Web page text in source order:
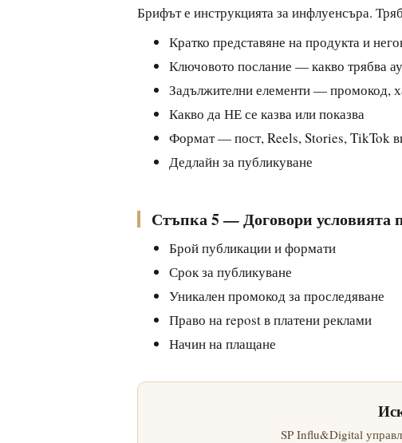
Брифът е инструкцията за инфлуенсъра.
Кратко представяне на продукта и
Ключовото послание — какво трябва
Задължителни елементи — промокод,
Какво да НЕ се казва или показва
Формат — пост, Reels, Stories, TikTok
Дедлайн за публикуване
Стъпка 5 — Договори условията
Брой публикации и формати
Срок за публикуване
Уникален промокод за проследяване
Право на repost в платени реклами
Начин на плащане
SP Influ&Digital